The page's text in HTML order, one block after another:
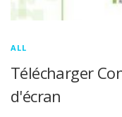
ALL
Télécharger
d'écran